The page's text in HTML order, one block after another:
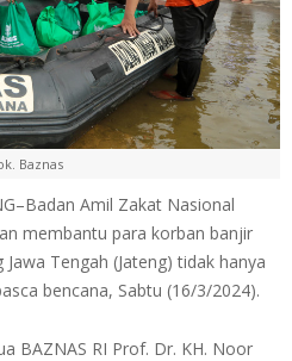
Baznas
Amil Zakat Nasional
membantu para korban banjir
Tengah (Jateng) tidak hanya
bencana, Sabtu (16/3/2024).
BAZNAS RI Prof. Dr. KH. Noor